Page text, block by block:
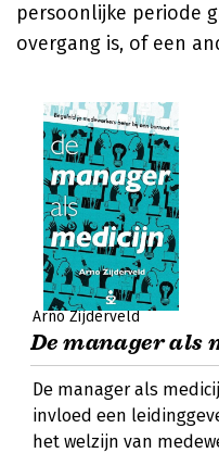
persoonlijke periode
overgang is, of een
Arno Zijderveld
De manager als
De manager als
invloed een
het welzijn van